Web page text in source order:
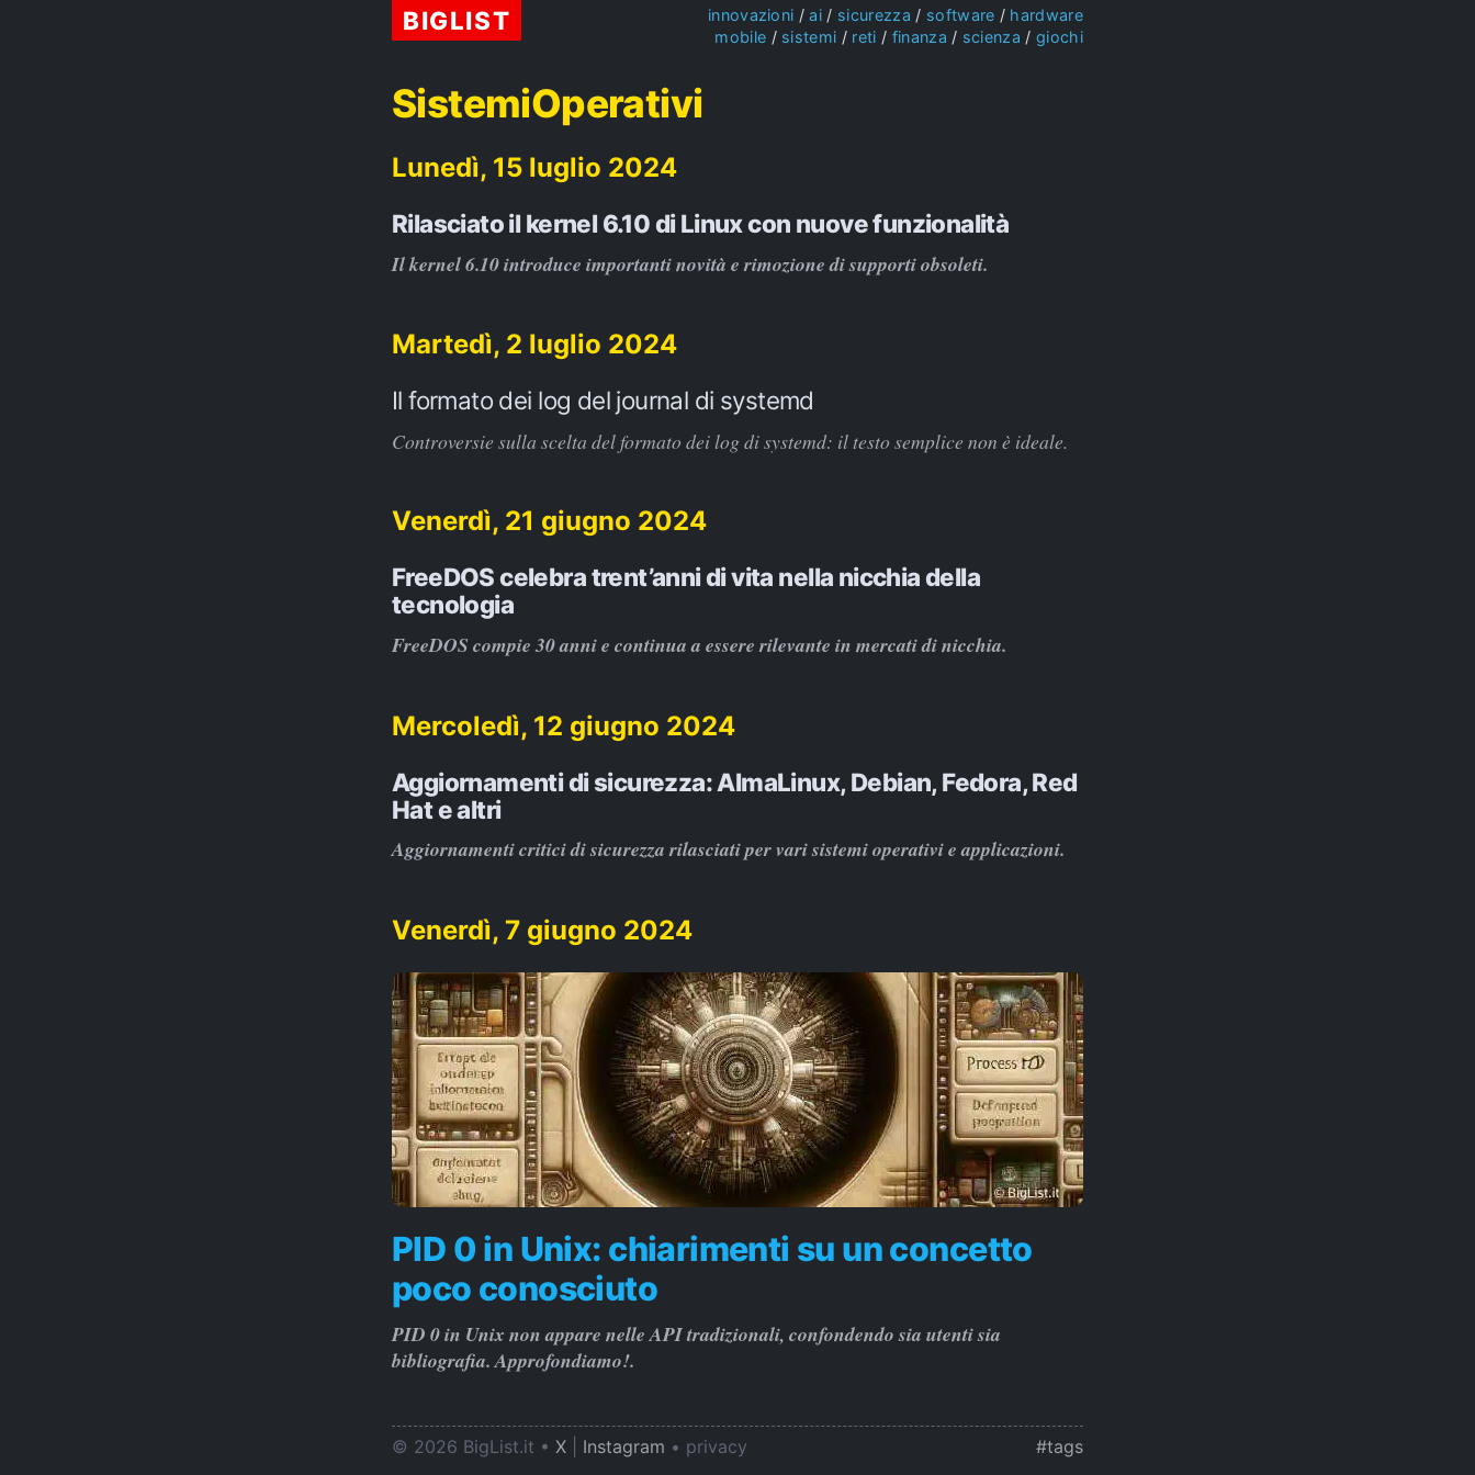
BIGLIST innovazioni ai sicurezza software
hardware
mobile
sistemi reti finanza scienza giochi
SistemiOperativi
Lunedì, 15 luglio 2024
Rilasciato il kernel 6.10 di Linux con nuove funzionalità
Il kernel 6.10 introduce importanti novità e rimozione di supporti obsoleti.
Martedì, 2 luglio 2024
Il formato dei log del journal di systemd
Controversie sulla scelta del formato dei log di systemd: il testo semplice non è ideale.
Venerdì, 21 giugno 2024
FreeDOS celebra trent’anni di vita nella nicchia della
tecnologia
FreeDOS compie 30 anni e continua a essere rilevante in mercati di nicchia.
Mercoledì, 12 giugno 2024
Aggiornamenti di sicurezza: AlmaLinux, Debian, Fedora, Red
Hat e altri
Aggiornamenti critici di sicurezza rilasciati per vari sistemi operativi e applicazioni.
Venerdì, 7 giugno 2024
PID 0 in Unix: chiarimenti su un concetto
poco conosciuto
PID 0 in Unix non appare nelle API tradizionali, confondendo sia utenti sia
bibliografia. Approfondiamo!.
© 2026 BigList.it • X Instagram • privacy #tags